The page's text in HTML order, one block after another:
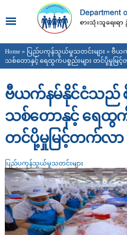
main
content
You are here
Home » ပြည်ပကုန်သွယ်မှုသတင်းများ » ဗီယ
သစ်တောနှင့် ရေထွက်ပစ္စည်းများ တင်ပို့မှုမြ
ဗီယက်နမ်နိုင်ငံသည် စို
သစ်တောနှင့် ရေထွက်ပ
တင်ပို့မှုမြင့်တက်လာ
ပြည်ပကုန်သွယ်မှုသတင်းများ